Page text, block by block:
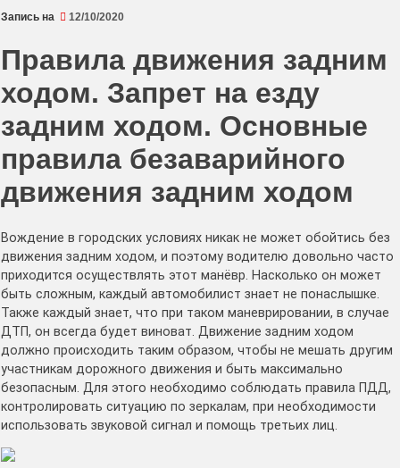
Запись на 12/10/2020
Правила движения задним
ходом. Запрет на езду
задним ходом. Основные
правила безаварийного
движения задним ходом
Вождение в городских условиях никак не может обойтись без
движения задним ходом, и поэтому водителю довольно часто
приходится осуществлять этот манёвр. Насколько он может
быть сложным, каждый автомобилист знает не понаслышке.
Также каждый знает, что при таком маневрировании, в случае
ДТП, он всегда будет виноват. Движение задним ходом
должно происходить таким образом, чтобы не мешать другим
участникам дорожного движения и быть максимально
безопасным. Для этого необходимо соблюдать правила ПДД,
контролировать ситуацию по зеркалам, при необходимости
использовать звуковой сигнал и помощь третьих лиц.